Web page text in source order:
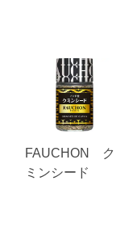
FAUCHON ク
ミンシード